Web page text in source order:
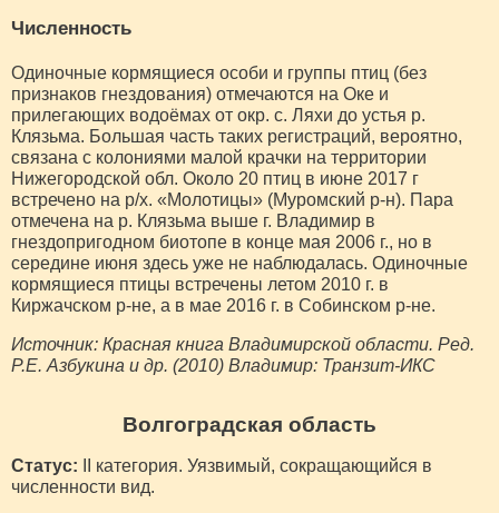
Численность
Одиночные кормящиеся особи и группы птиц (без
признаков гнездования) отмечаются на Оке и
прилегающих водоёмах от окр. с. Ляхи до устья р.
Клязьма. Большая часть таких регистраций, вероятно,
связана с колониями малой крачки на территории
Нижегородской обл. Около 20 птиц в июне 2017 г
встречено на р/х. «Молотицы» (Муромский р-н). Пара
отмечена на р. Клязьма выше г. Владимир в
гнездопригодном биотопе в конце мая 2006 г., но в
середине июня здесь уже не наблюдалась. Одиночные
кормящиеся птицы встречены летом 2010 г. в
Киржачском р-не, а в мае 2016 г. в Собинском р-не.
Источник: Красная книга Владимирской области. Ред.
Р.Е. Азбукина и др. (2010) Владимир: Транзит-ИКС
Волгоградская область
Статус: II категория. Уязвимый, сокращающийся в
численности вид.